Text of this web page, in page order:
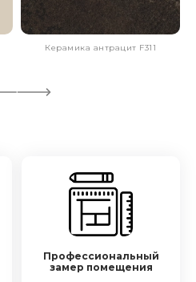
Керамика антрацит F311
Профессиональный
замер помещения